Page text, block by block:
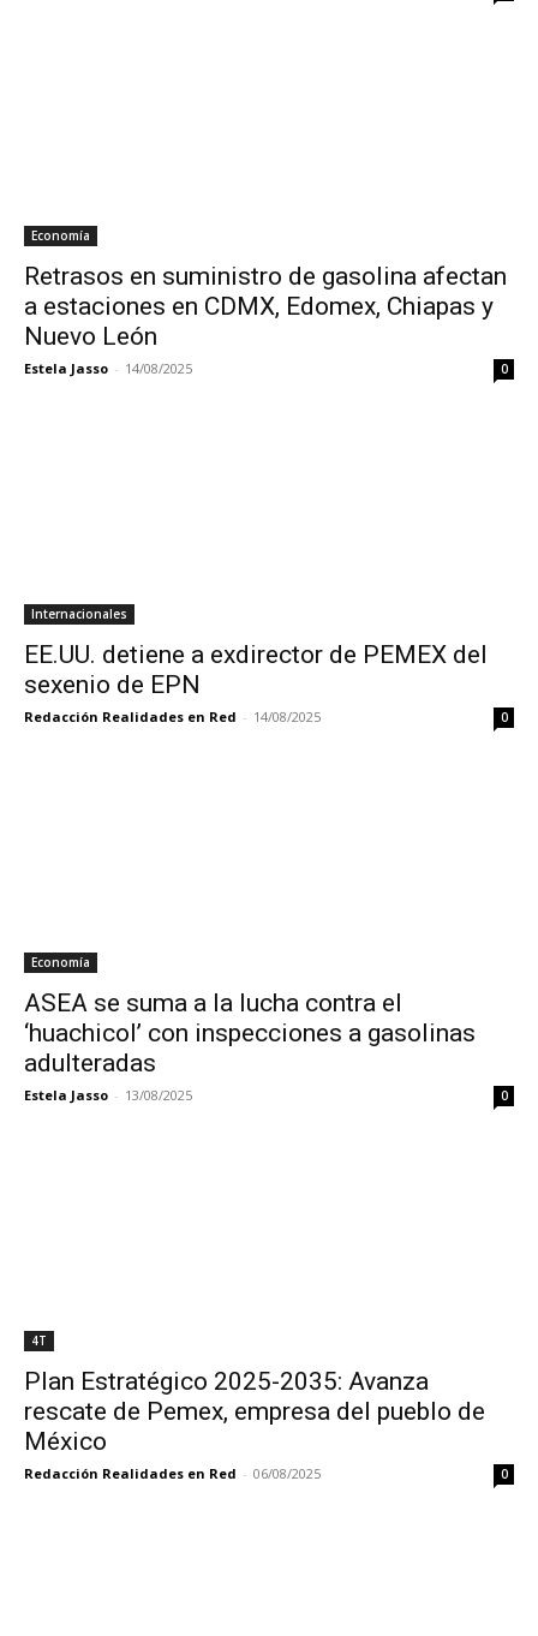
Economía
Retrasos en suministro de gasolina afectan
a estaciones en CDMX, Edomex, Chiapas y
Nuevo León
Estela Jasso - 14/08/2025 0
Internacionales
EE.UU. detiene a exdirector de PEMEX del
sexenio de EPN
Redacción Realidades en Red - 14/08/2025 0
Economía
ASEA se suma a la lucha contra el
‘huachicol’ con inspecciones a gasolinas
adulteradas
Estela Jasso - 13/08/2025 0
4T
Plan Estratégico 2025-2035: Avanza
rescate de Pemex, empresa del pueblo de
México
Redacción Realidades en Red - 06/08/2025 0